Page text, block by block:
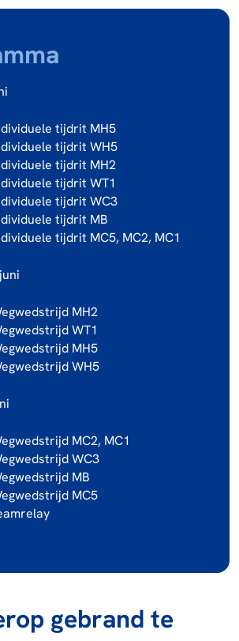
tijdrit MH5
tijdrit WH5
tijdrit MH2
tijdrit WT1
tijdrit WC3
tijdrit MB
tijdrit MC5, MC2, MC1
juni
MH2
WT1
MH5
WH5
MC2, MC1
WC3
MB
MC5
gebrand te